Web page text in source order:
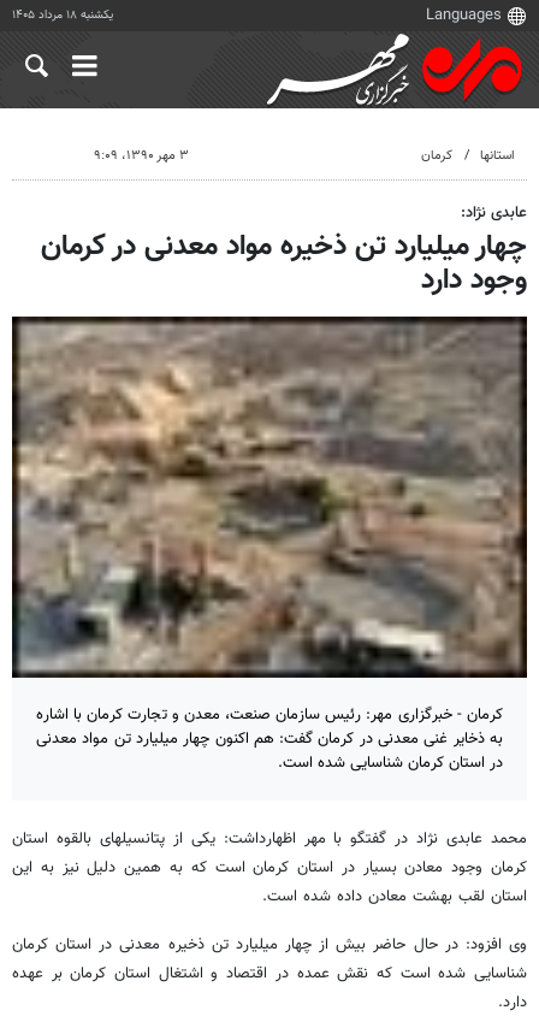
یکشنبه ۱۸ مرداد ۱۴۰۵
استانها کرمان ۳ مهر ۱۳۹۰، ۹:۰۹
عابدی نژاد:
چهار میلیارد تن ذخیره مواد معدنی در کرمان
وجود دارد
کرمان - خبرگزاری مهر: رئیس سازمان صنعت، معدن و تجارت کرمان با اشاره
به ذخایر غنی معدنی در کرمان گفت: هم اکنون چهار میلیارد تن مواد معدنی
در استان کرمان شناسایی شده است.
محمد عابدی نژاد در گفتگو با مهر اظهارداشت: یکی از پتانسیلهای بالقوه استان
کرمان وجود معادن بسیار در استان کرمان است که به همین دلیل نیز به این
استان لقب بهشت معادن داده شده است.
وی افزود: در حال حاضر بیش از چهار میلیارد تن ذخیره معدنی در استان کرمان
شناسایی شده است که نقش عمده در اقتصاد و اشتغال استان کرمان بر عهده
دارد.